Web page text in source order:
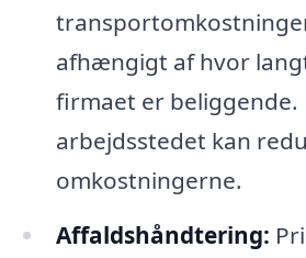
afhængigt af hvor
firmaet er
arbejdsstedet kan
omkostningerne.
Affaldshåndtering: